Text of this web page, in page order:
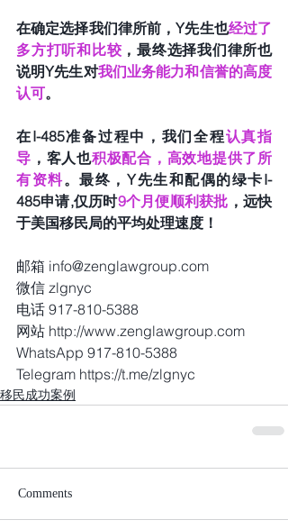
在确定选择我们律所前，Y先生也经过了
多方打听和比较 ，最终选择我们律所也
说明Y先生对我们业务能力和信誉的高度
认可。
在I-485准备过程中，我们全程认真指
导 ，客人也积极配合，高效地提供了所
有资料。最终，Y先生和配偶的绿卡I-
485申请,仅历时9个月便顺利获批 ，远快
于美国移民局的平均处理速度！
邮箱 info@zenglawgroup.com
微信 zlgnyc
电话 917-810-5388
网站 http://www.zenglawgroup.com
WhatsApp 917-810-5388
Telegram https://t.me/zlgnyc
移民成功案例
Comments